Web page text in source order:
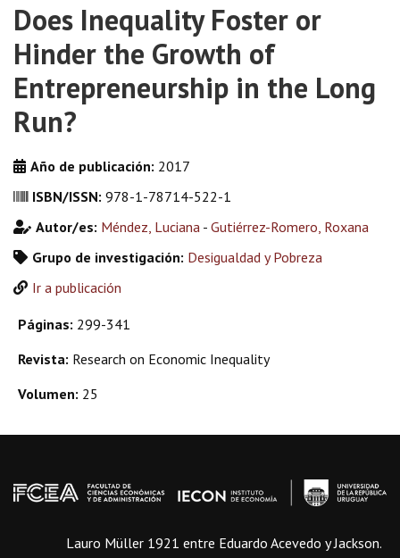
Does Inequality Foster or
Hinder the Growth of
Entrepreneurship in the Long
Run?
Año de publicación: 2017
ISBN/ISSN: 978-1-78714-522-1
Autor/es: Méndez, Luciana - Gutiérrez-Romero, Roxana
Grupo de investigación: Desigualdad y Pobreza
Ir a publicación
Páginas: 299-341
Revista: Research on Economic Inequality
Volumen: 25
Lauro Müller 1921 entre Eduardo Acevedo y Jackson.